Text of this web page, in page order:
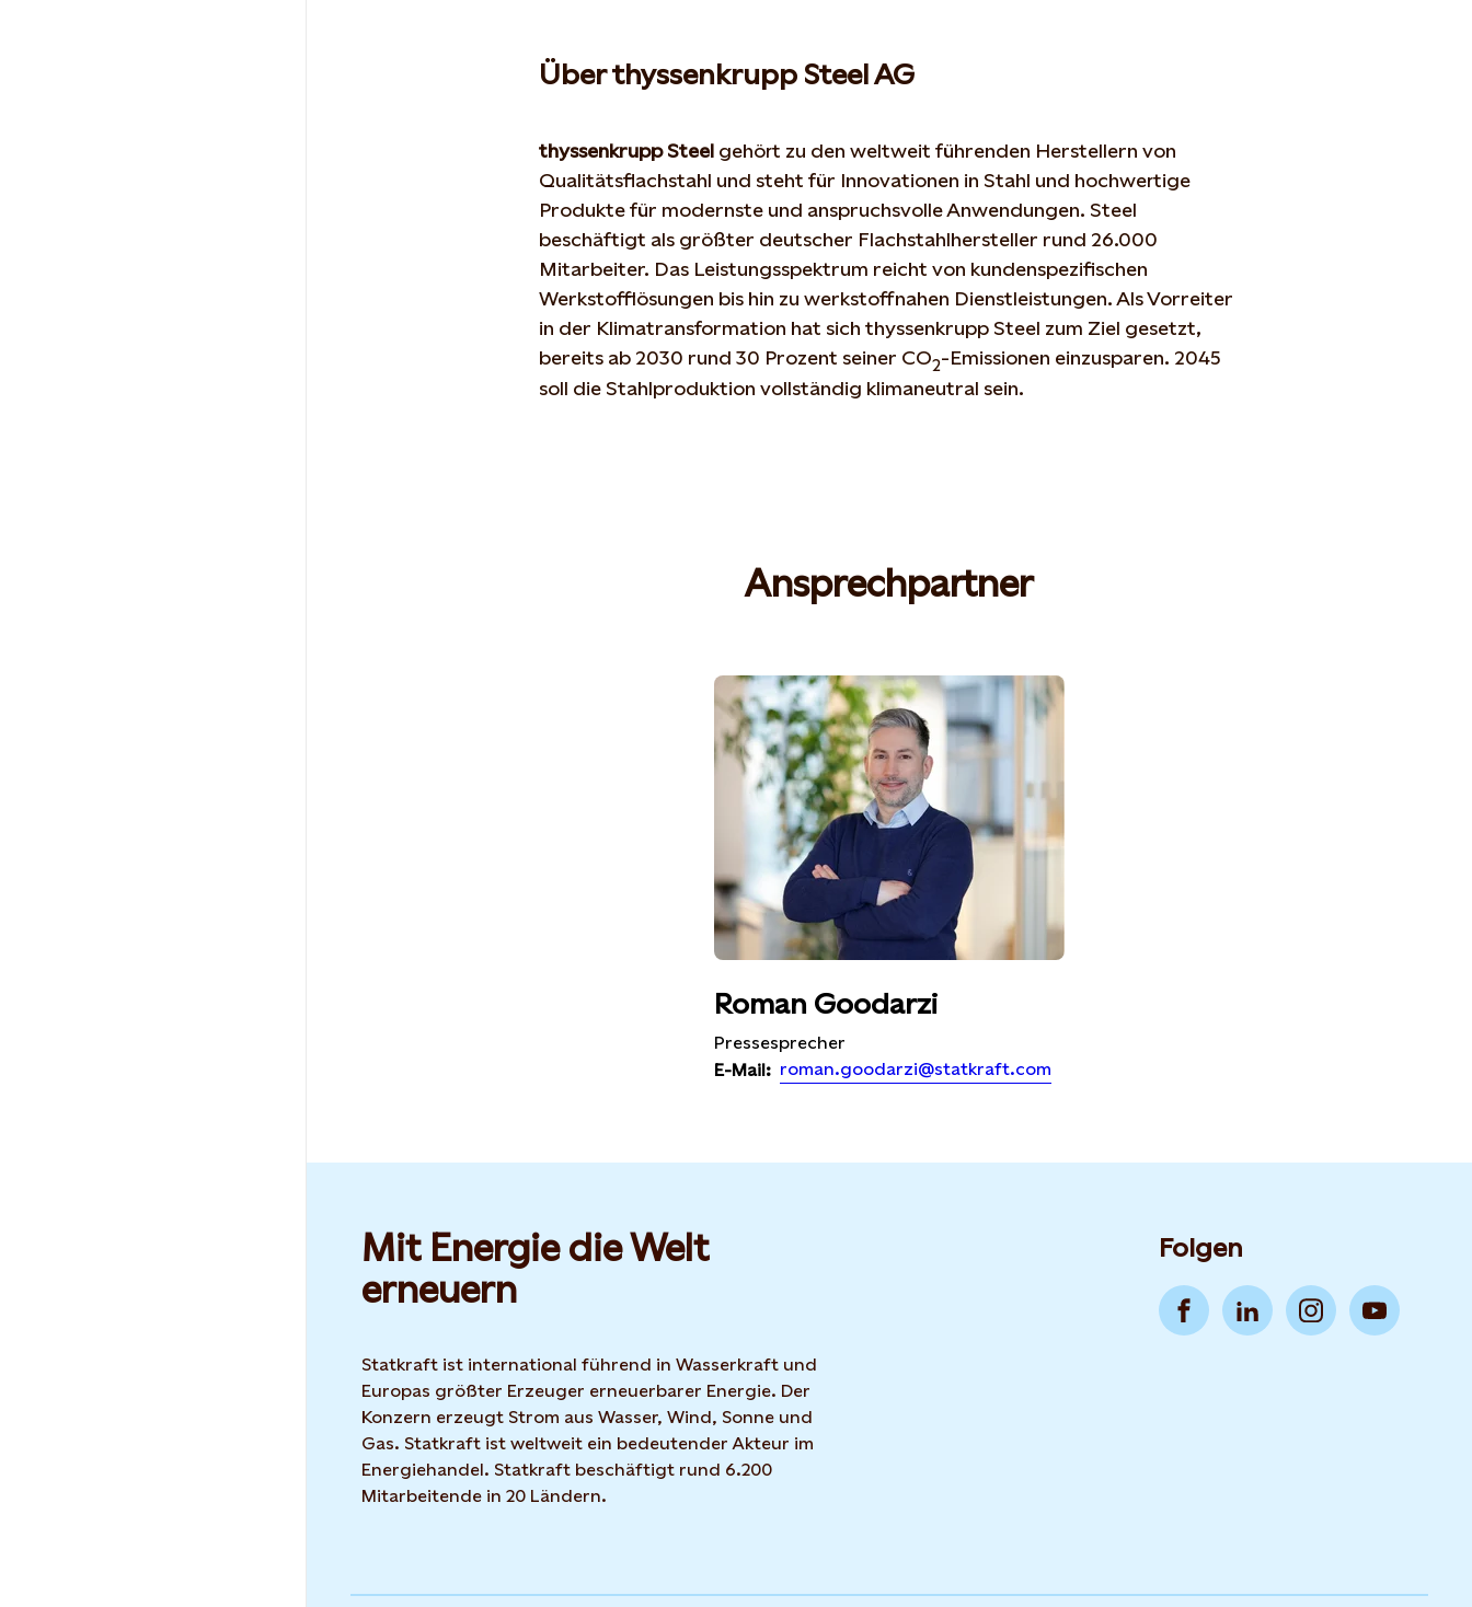
Über thyssenkrupp Steel AG
thyssenkrupp Steel gehört zu den weltweit führenden Herstellern von
Qualitätsflachstahl und steht für Innovationen in Stahl und hochwertige
Produkte für modernste und anspruchsvolle Anwendungen. Steel
beschäftigt als größter deutscher Flachstahlhersteller rund 26.000
Mitarbeiter. Das Leistungsspektrum reicht von kundenspezifischen
Werkstofflösungen bis hin zu werkstoffnahen Dienstleistungen. Als Vorreiter
in der Klimatransformation hat sich thyssenkrupp Steel zum Ziel gesetzt,
bereits ab 2030 rund 30 Prozent seiner CO2-Emissionen einzusparen. 2045
soll die Stahlproduktion vollständig klimaneutral sein.
Ansprechpartner
Roman Goodarzi
Pressesprecher
E-Mail: roman.goodarzi@statkraft.com
Mit Energie die Welt
erneuern
Statkraft ist international führend in Wasserkraft und
Europas größter Erzeuger erneuerbarer Energie. Der
Konzern erzeugt Strom aus Wasser, Wind, Sonne und
Gas. Statkraft ist weltweit ein bedeutender Akteur im
Energiehandel. Statkraft beschäftigt rund 6.200
Mitarbeitende in 20 Ländern.
Folgen